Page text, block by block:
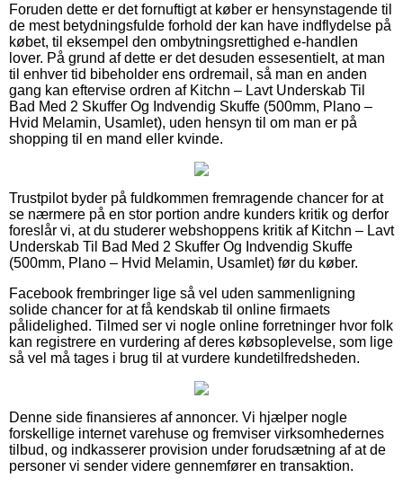
Foruden dette er det fornuftigt at køber er hensynstagende til
de mest betydningsfulde forhold der kan have indflydelse på
købet, til eksempel den ombytningsrettighed e-handlen
lover. På grund af dette er det desuden essesentielt, at man
til enhver tid bibeholder ens ordremail, så man en anden
gang kan eftervise ordren af Kitchn – Lavt Underskab Til
Bad Med 2 Skuffer Og Indvendig Skuffe (500mm, Plano –
Hvid Melamin, Usamlet), uden hensyn til om man er på
shopping til en mand eller kvinde.
Trustpilot byder på fuldkommen fremragende chancer for at
se nærmere på en stor portion andre kunders kritik og derfor
foreslår vi, at du studerer webshoppens kritik af Kitchn – Lavt
Underskab Til Bad Med 2 Skuffer Og Indvendig Skuffe
(500mm, Plano – Hvid Melamin, Usamlet) før du køber.
Facebook frembringer lige så vel uden sammenligning
solide chancer for at få kendskab til online firmaets
pålidelighed. Tilmed ser vi nogle online forretninger hvor folk
kan registrere en vurdering af deres købsoplevelse, som lige
så vel må tages i brug til at vurdere kundetilfredsheden.
Denne side finansieres af annoncer. Vi hjælper nogle
forskellige internet varehuse og fremviser virksomhedernes
tilbud, og indkasserer provision under forudsætning af at de
personer vi sender videre gennemfører en transaktion.